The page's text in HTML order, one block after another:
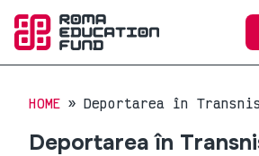
HOME Deportarea în
Deportarea în